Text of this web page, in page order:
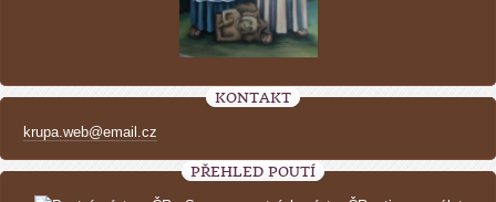
KONTAKT
krupa.web@email.cz
PŘEHLED POUTÍ